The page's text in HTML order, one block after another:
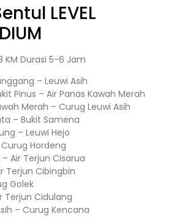
LEVEL
Durasi 5-6 Jam
– Leuwi Asih
Pinus – Air Panas Kawah Merah
Merah – Curug Leuwi Asih
– Bukit Samena
– Leuwi Hejo
Hordeng
Air Terjun Cisarua
Terjun Cibingbin
Golek
Terjun Cidulang
– Curug Kencana